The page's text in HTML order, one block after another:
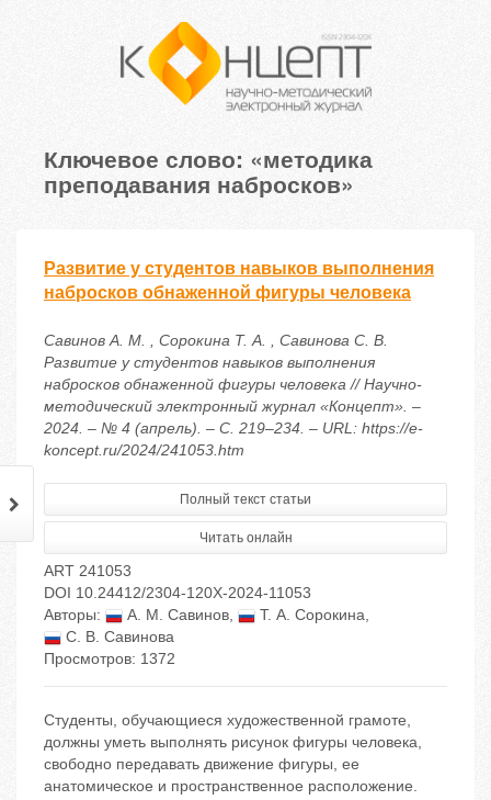
Ключевое слово: «методика
преподавания набросков»
Развитие у студентов навыков выполнения
набросков обнаженной фигуры человека
Савинов А. М. , Сорокина Т. А. , Савинова С. В.
Развитие у студентов навыков выполнения
набросков обнаженной фигуры человека // Научно-
методический электронный журнал «Концепт». –
2024. – № 4 (апрель). – С. 219–234. – URL: https://e-
koncept.ru/2024/241053.htm
Полный текст статьи
Читать онлайн
ART 241053
DOI 10.24412/2304-120X-2024-11053
Авторы:
А. М. Савинов, Т. А. Сорокина,
С. В. Савинова
Просмотров: 1372
Студенты, обучающиеся художественной грамоте,
должны уметь выполнять рисунок фигуры человека,
свободно передавать движение фигуры, ее
анатомическое и пространственное расположение.